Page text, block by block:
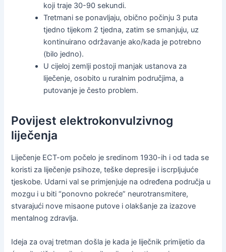
koji traje 30-90 sekundi.
Tretmani se ponavljaju, obično počinju 3 puta
tjedno tijekom 2 tjedna, zatim se smanjuju, uz
kontinuirano održavanje ako/kada je potrebno
(bilo jedno).
U cijeloj zemlji postoji manjak ustanova za
liječenje, osobito u ruralnim područjima, a
putovanje je često problem.
Povijest elektrokonvulzivnog
liječenja
Liječenje ECT-om počelo je sredinom 1930-ih i od tada se
koristi za liječenje psihoze, teške depresije i iscrpljujuće
tjeskobe. Udarni val se primjenjuje na određena područja u
mozgu i u biti “ponovno pokreće” neurotransmitere,
stvarajući nove misaone putove i olakšanje za izazove
mentalnog zdravlja.
Ideja za ovaj tretman došla je kada je liječnik primijetio da